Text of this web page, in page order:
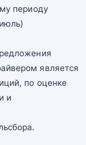
периоду
является
по оценке
и